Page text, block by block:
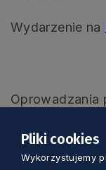
Wydarzenie na
Oprowadzania
21 sierpnia
Pliki cookies
Wykorzystujemy